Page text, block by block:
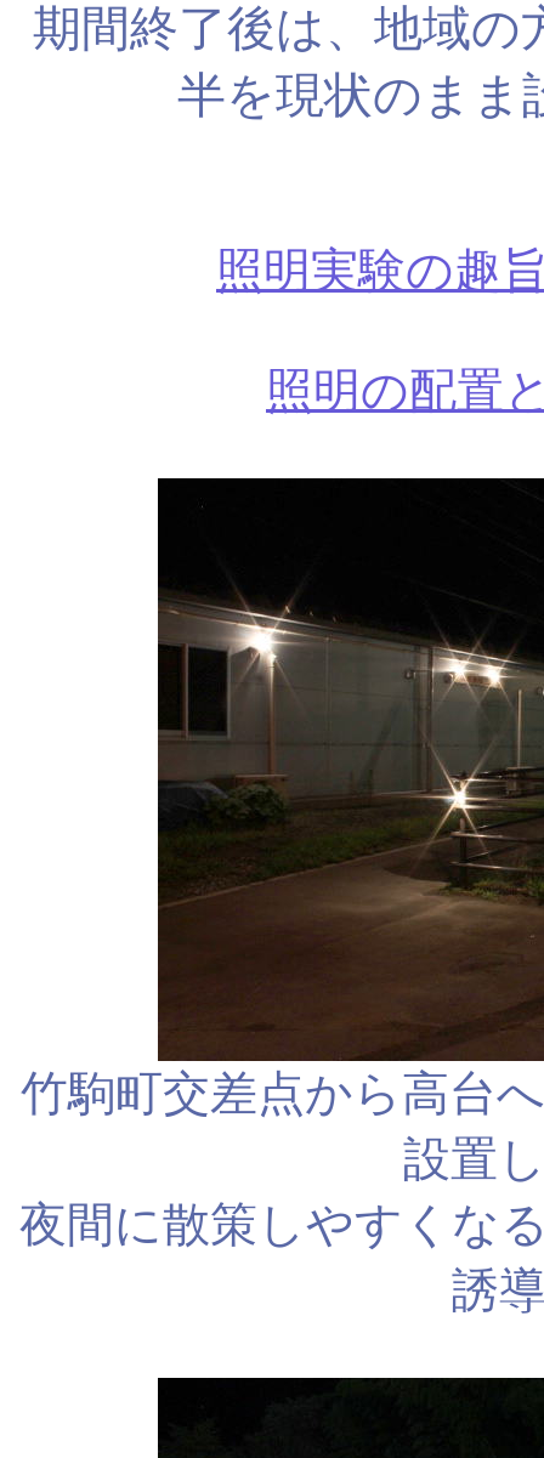
期間終了後は、地域の
半を現状のまま
照明実験の趣
照明の配置
竹駒町交差点から高台
設置
夜間に散策しやすくな
誘